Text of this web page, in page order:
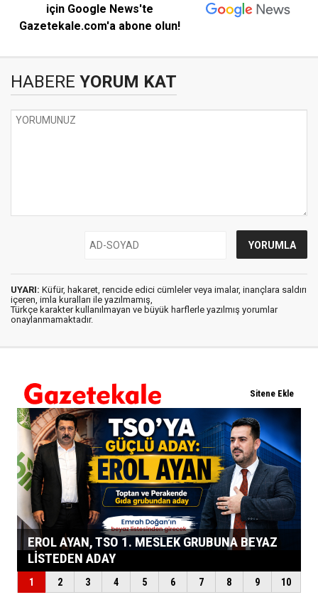
için Google News'te
Gazetekale.com'a abone olun!
HABERE YORUM KAT
UYARI: Küfür, hakaret, rencide edici cümleler veya imalar, inançlara saldırı
içeren, imla kuralları ile yazılmamış,
Türkçe karakter kullanılmayan ve büyük harflerle yazılmış yorumlar
onaylanmamaktadır.